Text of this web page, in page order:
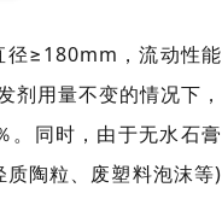
径≥180mm，流动性能
用量不变的情况下，
。同时，由于无水石膏
陶粒、废塑料泡沫等)